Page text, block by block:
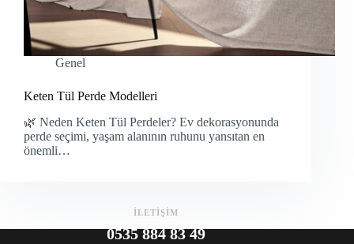
Genel
Keten Tül Perde Modelleri
🌿 Neden Keten Tül Perdeler? Ev dekorasyonunda
perde seçimi, yaşam alanının ruhunu yansıtan en
önemli…
İLETİŞİM
0535 884 83 49